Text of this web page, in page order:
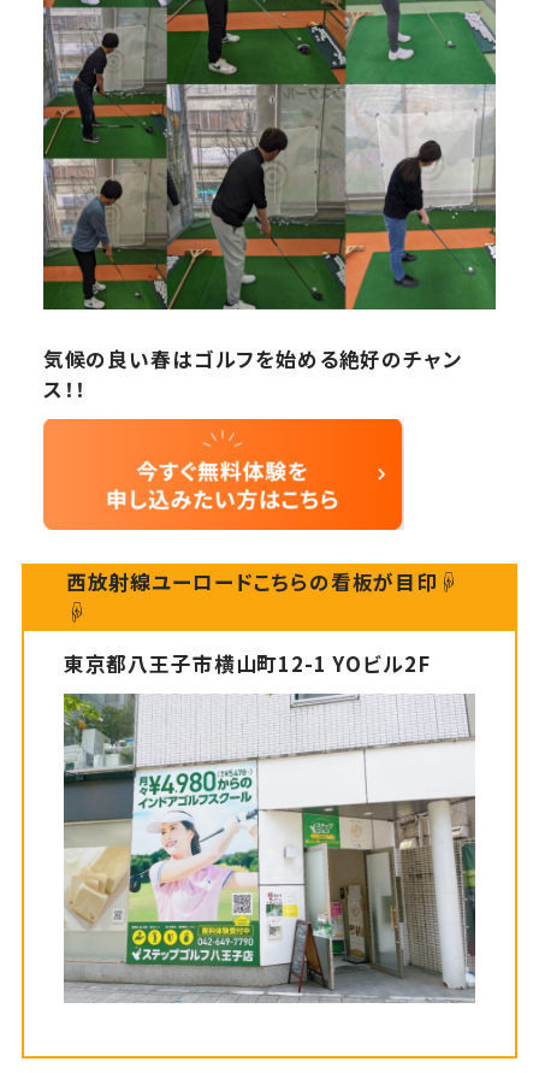
気候の良い春はゴルフを始める絶好のチャン
ス！！
西放射線ユーロードこちらの看板が目印☟
☟
東京都八王子市横山町12-1 YOビル2F